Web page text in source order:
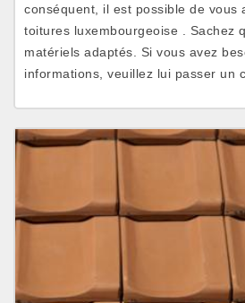
conséquent, il est possible de vous
toitures luxembourgeoise . Sachez
matériels adaptés. Si vous avez
informations, veuillez lui passer un